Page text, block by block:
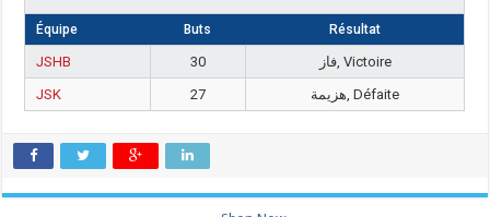
Équipe Buts Résultat
JSHB 30
فاز, Victoire
JSK
27 هزيمة, Défaite